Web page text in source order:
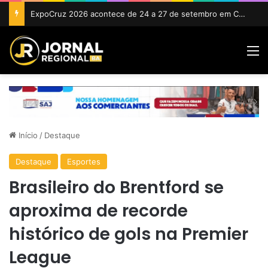
ExpoCruz 2026 acontece de 24 a 27 de setembro em Cruz das Almas
Início / Destaque
Destaque Esportes
Brasileiro do Brentford se
aproxima de recorde
histórico de gols na Premier
League